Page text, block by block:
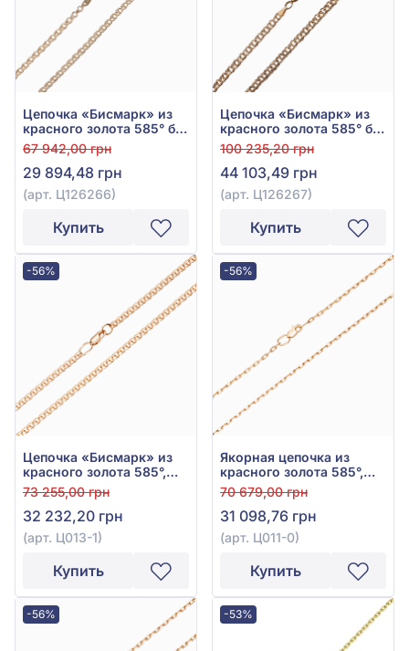
Цепочка «Бисмарк» из
красного золота 585° без
вставки, арт. Ц126266
67 942,00 грн
29 894,48 грн
(арт. Ц126266)
Купить
Цепочка «Бисмарк» из
красного золота 585° без
вставки, арт. Ц126267
100 235,20 грн
44 103,49 грн
(арт. Ц126267)
Купить
-56%
Цепочка «Бисмарк» из
красного золота 585°,
арт. Ц013-1
73 255,00 грн
32 232,20 грн
(арт. Ц013-1)
Купить
-56%
Якорная цепочка из
красного золота 585°,
арт. Ц011-0
70 679,00 грн
31 098,76 грн
(арт. Ц011-0)
Купить
-56% -53%